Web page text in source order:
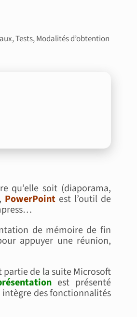
Tests, Modalités d’obtention
qu’elle soit (diaporama,
PowerPoint est l’outil de
de mémoire de fin
appuyer une réunion,
partie de la suite Microsoft
est présenté
intègre des fonctionnalités